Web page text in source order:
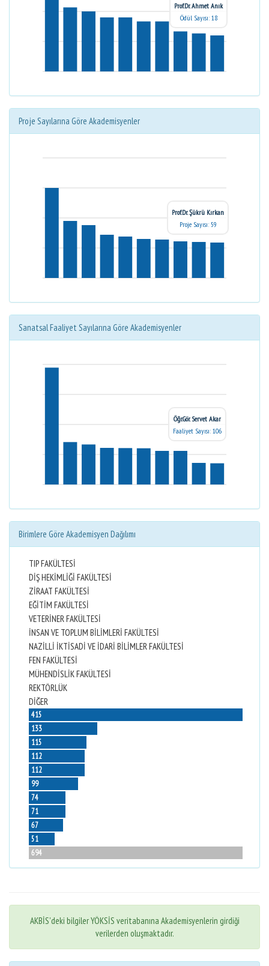
Prof.Dr. Ahmet Anık
Ödül Sayısı: 18
Proje Sayılarına Göre Akademisyenler
Prof.Dr. Şükrü Kırkan
Proje Sayısı: 59
Sanatsal Faaliyet Sayılarına Göre Akademisyenler
Öğr.Gör. Servet Akar
Faaliyet Sayısı: 106
Birimlere Göre Akademisyen Dağılımı
TIP FAKÜLTESİ
DİŞ HEKİMLİĞİ FAKÜLTESİ
ZİRAAT FAKÜLTESİ
EĞİTİM FAKÜLTESİ
VETERİNER FAKÜLTESİ
İNSAN VE TOPLUM BİLİMLERİ FAKÜLTESİ
NAZİLLİ İKTİSADİ VE İDARİ BİLİMLER FAKÜLTESİ
FEN FAKÜLTESİ
MÜHENDİSLİK FAKÜLTESİ
REKTÖRLÜK
DİĞER
415
133
115
112
112
99
74
71
67
51
694
AKBİS'deki bilgiler YÖKSİS veritabanına Akademisyenlerin girdiği
verilerden oluşmaktadır.